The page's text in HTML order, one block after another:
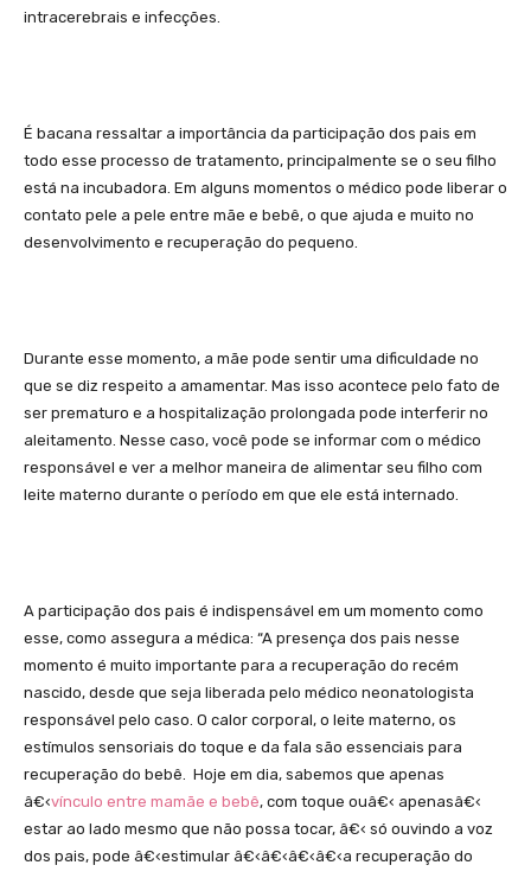
intracerebrais e infecções.
É bacana ressaltar a importância da participação dos pais em
todo esse processo de tratamento, principalmente se o seu filho
está na incubadora. Em alguns momentos o médico pode liberar o
contato pele a pele entre mãe e bebê, o que ajuda e muito no
desenvolvimento e recuperação do pequeno.
Durante esse momento, a mãe pode sentir uma dificuldade no
que se diz respeito a amamentar. Mas isso acontece pelo fato de
ser prematuro e a hospitalização prolongada pode interferir no
aleitamento. Nesse caso, você pode se informar com o médico
responsável e ver a melhor maneira de alimentar seu filho com
leite materno durante o período em que ele está internado.
A participação dos pais é indispensável em um momento como
esse, como assegura a médica: “A presença dos pais nesse
momento é muito importante para a recuperação do recém
nascido, desde que seja liberada pelo médico neonatologista
responsável pelo caso. O calor corporal, o leite materno, os
estímulos sensoriais do toque e da fala são essenciais para
recuperação do bebê. Hoje em dia, sabemos que apenas
â€‹vínculo entre mamãe e bebê, com toque ouâ€‹ apenasâ€‹
estar ao lado mesmo que não possa tocar, â€‹ só ouvindo a voz
dos pais, pode â€‹estimular â€‹â€‹â€‹â€‹a recuperação do